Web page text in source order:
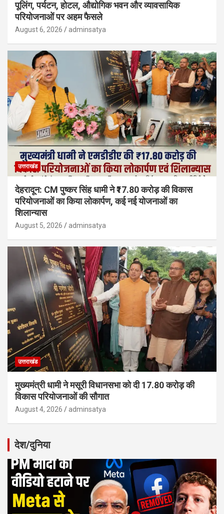
पूलिंग, पर्यटन, होटल, औद्योगिक भवन और व्यावसायिक
परियोजनाओं पर अहम फैसले
August 6, 2026 adminsatya
उत्तराखंड
देहरादून: CM पुष्कर सिंह धामी ने ₹17.80 करोड़ की विकास
परियोजनाओं का किया लोकार्पण, कई नई योजनाओं का
शिलान्यास
August 5, 2026 adminsatya
उत्तराखंड
मुख्यमंत्री धामी ने मसूरी विधानसभा को दी 17.80 करोड़ की
विकास परियोजनाओं की सौगात
August 4, 2026 adminsatya
देश/दुनिया